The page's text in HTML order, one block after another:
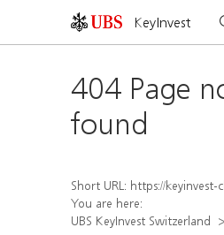
KeyInvest
404 Page
found
Short URL: https://keyinvest-ch.ubs.com/
You are here:
UBS KeyInvest Switzerland